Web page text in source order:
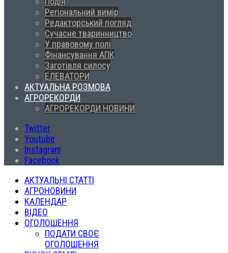
Регіональний вимір
Редакторський погляд
Сучасне тваринництво
У правовому полі
Фінансування АПК
Заготівля силосу
ЕЛЕВАТОРИ
АКТУАЛЬНА РОЗМОВА
АГРОРЕКОРДИ
АГРОРЕКОРДИ НОВИНИ
Twitter
Youtube
Instagram
Facebook
АКТУАЛЬНІ СТАТТІ
АГРОНОВИНИ
КАЛЕНДАР
ВІДЕО
ОГОЛОШЕННЯ
ПОДАТИ СВОЄ
ОГОЛОШЕННЯ